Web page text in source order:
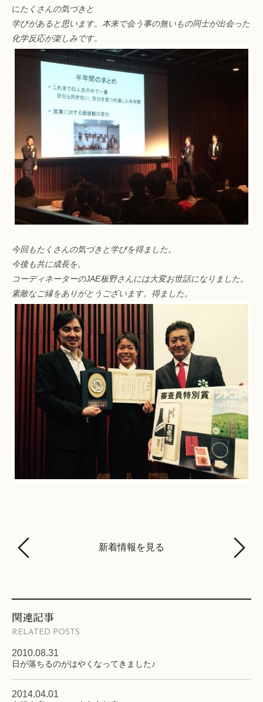
にたくさんの気づきと
学びがあると思います。本来で会う事の無いもの同士が出会った
化学反応が楽しみです。
今回もたくさんの気づきと学びを得ました。
今後も共に成長を。
コーディネーターのJAE板野さんには大変お世話になりました。
素敵なご縁をありがとうございます。得ました。
新着情報を見る
関連記事
RELATED POSTS
2010.08.31
日が落ちるのがはやくなってきました♪
2014.04.01